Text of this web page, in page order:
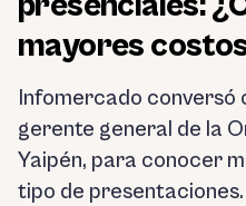
mayores
Infomercado conversó
gerente general de la
Yaipén, para conocer
tipo de presentaciones.